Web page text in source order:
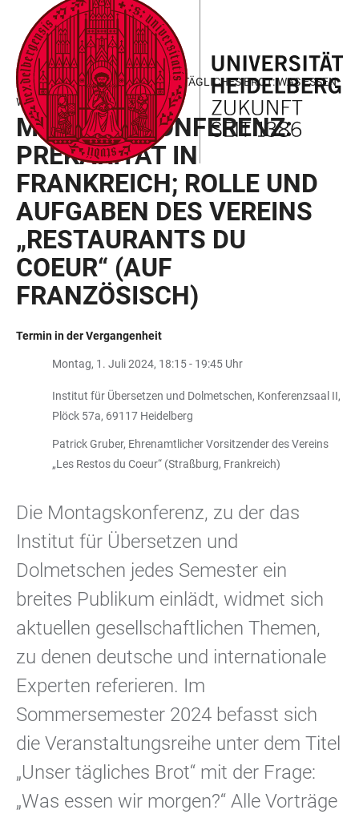
LINKS
ZUR
BARRIEREFREIHEIT
ZUM
HAUPTINHALT
HAUPTNAVIGATION
ÖFFNEN
WEBSEITENSUCHE
ÖFFNEN
MONTAGSKONFERENZ – UNSER TÄGLICHES BROT: WAS ESSEN
WIR MORGEN?
MONTAGSKONFERENZ:
PREKARITÄT IN
FRANKREICH; ROLLE UND
AUFGABEN DES VEREINS
„RESTAURANTS DU
COEUR“ (AUF
FRANZÖSISCH)
Termin in der Vergangenheit
Montag, 1. Juli 2024, 18:15 - 19:45 Uhr
Institut für Übersetzen und Dolmetschen, Konferenzsaal II,
Plöck 57a, 69117 Heidelberg
Patrick Gruber, Ehrenamtlicher Vorsitzender des Vereins
„Les Restos du Coeur“ (Straßburg, Frankreich)
Die Montagskonferenz, zu der das
Institut für Übersetzen und
Dolmetschen jedes Semester ein
breites Publikum einlädt, widmet sich
aktuellen gesellschaftlichen Themen,
zu denen deutsche und internationale
Experten referieren. Im
Sommersemester 2024 befasst sich
die Veranstaltungsreihe unter dem Titel
„Unser tägliches Brot“ mit der Frage:
„Was essen wir morgen?“ Alle Vorträge